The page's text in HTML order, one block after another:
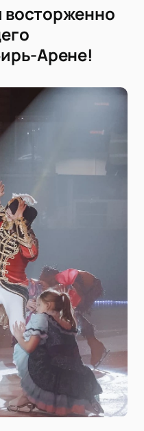
Арене!